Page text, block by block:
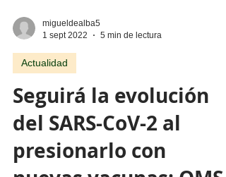
migueldealba5
1 sept 2022
5 min de lectura
Actualidad